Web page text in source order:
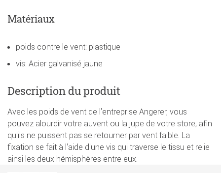
Matériaux
poids contre le vent: plastique
vis: Acier galvanisé jaune
Description du produit
Avec les poids de vent de l'entreprise Angerer, vous
pouvez alourdir votre auvent ou la jupe de votre store, afin
qu'ils ne puissent pas se retourner par vent faible. La
fixation se fait à l'aide d'une vis qui traverse le tissu et relie
ainsi les deux hémisphères entre eux.